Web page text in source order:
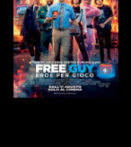
VAI ALLA SCHEDA